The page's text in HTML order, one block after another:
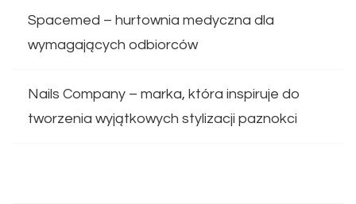
Spacemed – hurtownia medyczna dla
wymagających odbiorców
Nails Company – marka, która inspiruje do
tworzenia wyjątkowych stylizacji paznokci